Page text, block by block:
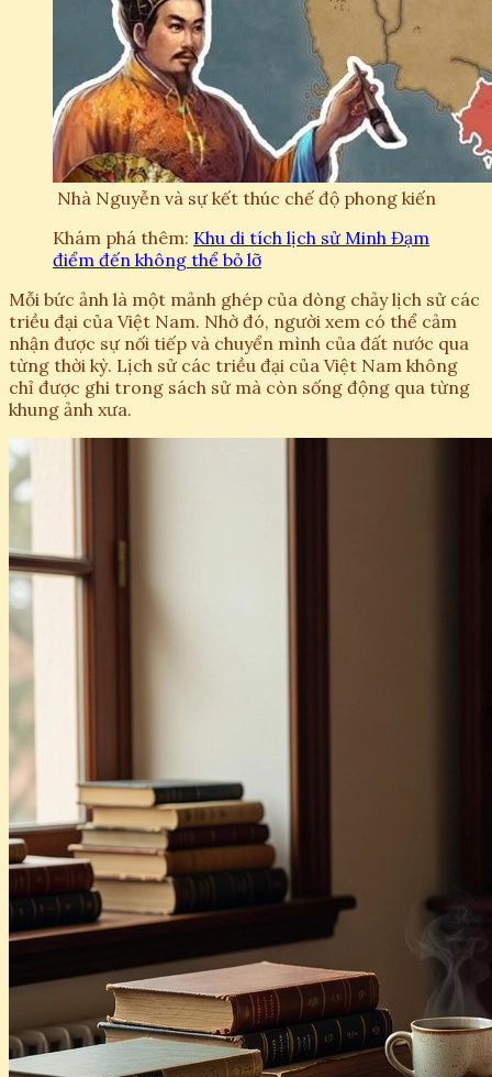
Nhà Nguyễn và sự kết thúc chế độ phong kiến
Khám phá thêm: Khu di tích lịch sử Minh Đạm
điểm đến không thể bỏ lỡ
Mỗi bức ảnh là một mảnh ghép của dòng chảy lịch sử các
triều đại của Việt Nam. Nhờ đó, người xem có thể cảm
nhận được sự nối tiếp và chuyển mình của đất nước qua
từng thời kỳ. Lịch sử các triều đại của Việt Nam không
chỉ được ghi trong sách sử mà còn sống động qua từng
khung ảnh xưa.